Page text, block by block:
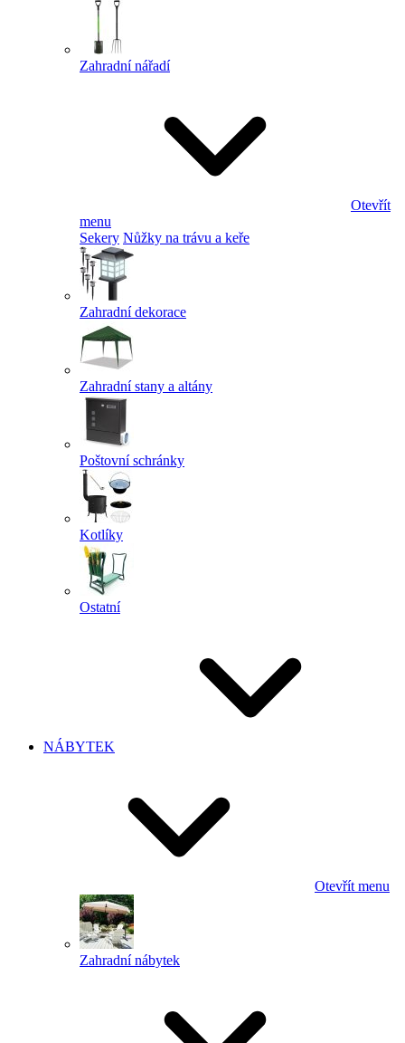
Zahradní nářadí
Otevřít
menu
Sekery Nůžky na trávu a keře
Zahradní dekorace
Zahradní stany a altány
Poštovní schránky
Kotlíky
Ostatní
NÁBYTEK
Otevřít menu
Zahradní nábytek